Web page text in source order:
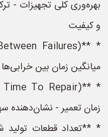
بهره‌وری کلی تجهیزات -
و کیفیت
میانگین زمان بین
زمان تعمیر - نشان‌دهنده
* **تعداد قطعات